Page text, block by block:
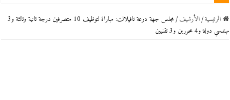
الرئيسية / اﻷرشيف /
مجلس جهة درعة تافيلالت: مباراة لتوظيف 10 متصرفين درجة ثانية وثالثة و3
مهندسي دولة و4 محررين و3 تقنيين